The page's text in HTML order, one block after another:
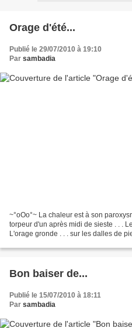
Orage d'été...
Publié le 29/07/2010 à 19:10
Par sambadia
~°oOo°~ La chaleur est à son
torpeur d'un après midi de sieste . . .
L'orage gronde . . . sur les dalles de
Bon baiser de...
Publié le 15/07/2010 à 18:11
Par sambadia